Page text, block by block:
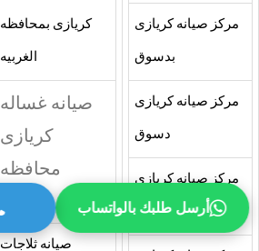
أرسل طلبك بالواتساب
مركز صيانه كريازى
بدسوق
مركز صيانه كريازى
دسوق
مركز صيانه كريازى
بالمحله الكبرى
كريازى بمحافظه
الغربيه
صيانه غساله
كريازى
محافظه
صيانه ثلاجات